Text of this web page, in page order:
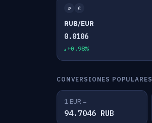
₽ €
RUB/EUR
0.0106
+0.98%
CONVERSIONES POPULARES
1 EUR =
94.7046 RUB